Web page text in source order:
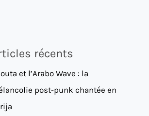
récents
et l’Arabo Wave : la
post-punk chantée en